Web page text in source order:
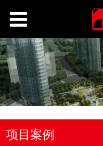
项目案例